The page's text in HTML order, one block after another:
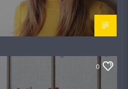
0